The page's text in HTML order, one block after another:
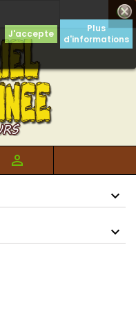

J'accepte
Plus
d'informations
